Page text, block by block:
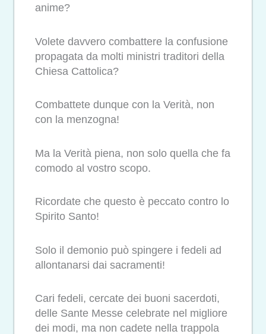
anime?
Volete davvero combattere la confusione
propagata da molti ministri traditori della
Chiesa Cattolica?
Combattete dunque con la Verità, non
con la menzogna!
Ma la Verità piena, non solo quella che fa
comodo al vostro scopo.
Ricordate che questo è peccato contro lo
Spirito Santo!
Solo il demonio può spingere i fedeli ad
allontanarsi dai sacramenti!
Cari fedeli, cercate dei buoni sacerdoti,
delle Sante Messe celebrate nel migliore
dei modi, ma non cadete nella trappola